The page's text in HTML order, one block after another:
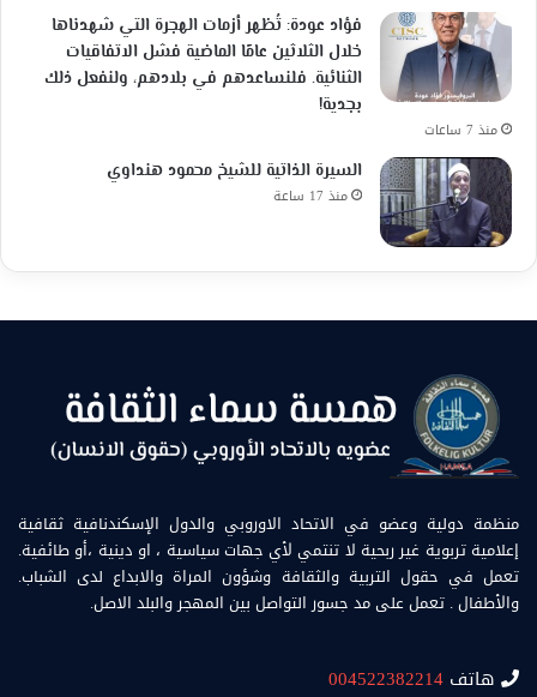
فؤاد عودة: تُظهر أزمات الهجرة التي شهدناها
خلال الثلاثين عامًا الماضية فشل الاتفاقيات
الثنائية. فلنساعدهم في بلادهم، ولنفعل ذلك
بجدية!
منذ 7 ساعات
السيرة الذاتية للشيخ محمود هنداوي
منذ 17 ساعة
منظمة دولية وعضو في الاتحاد الاوروبي والدول الإسكندنافية ثقافية
إعلامية تربوية غير ربحية لا تنتمي لأي جهات سياسية ، او دينية ،أو طائفية.
تعمل في حقول التربية والثقافة وشؤون المراة والابداع لدى الشباب.
والأطفال . تعمل على مد جسور التواصل بين المهجر والبلد الاصل.
هاتف 004522382214